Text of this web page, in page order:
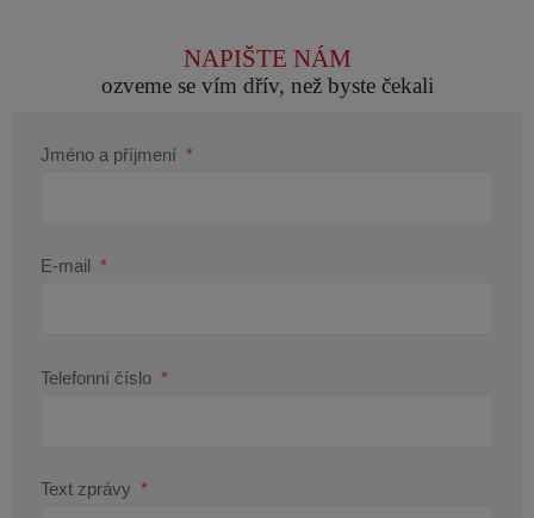
NAPIŠTE NÁM
ozveme se vím dřív, než byste čekali
Jméno a příjmení *
E-mail *
Telefonní číslo *
Text zprávy *